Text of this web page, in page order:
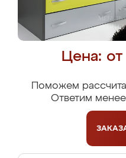
Цена:
Поможем
Ответим